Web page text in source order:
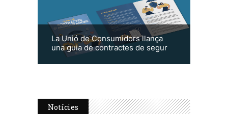
La Unió de Consumidors llança
una guia de contractes de segur
Notícies